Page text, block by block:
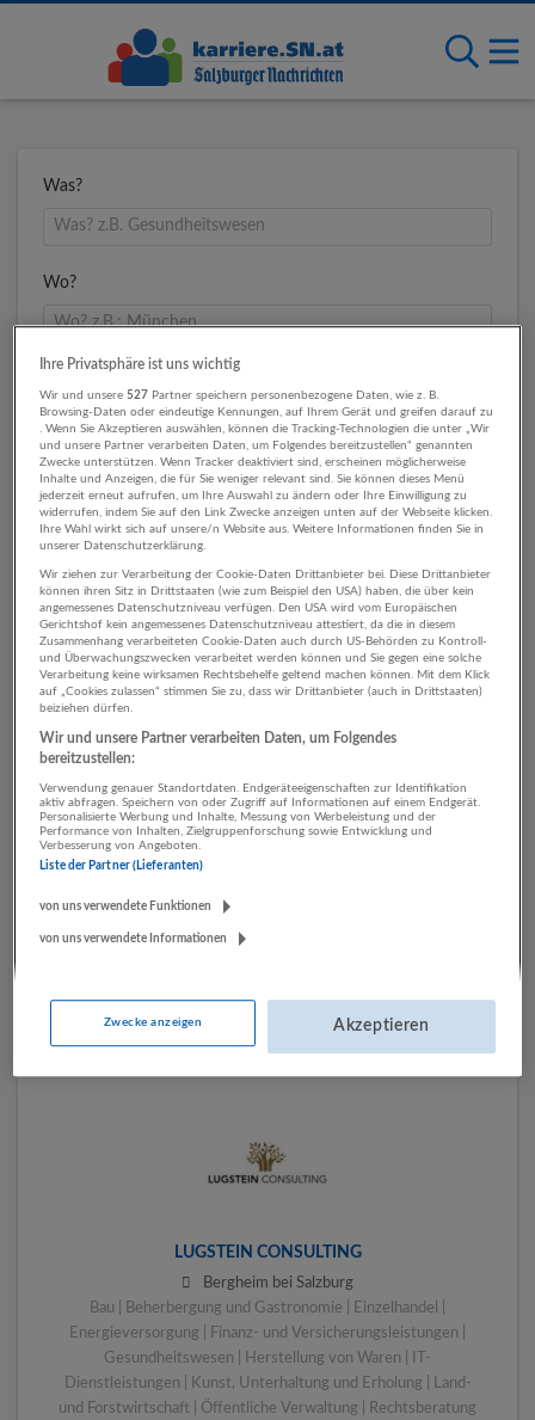
Was?
Wo?
2 Einkauf, Logistik, Lager
Beherbergung und
Gastronomie Unternehmen
LUGSTEIN CONSULTING
Bergheim bei Salzburg
Bau | Beherbergung und Gastronomie | Einzelhandel |
Energieversorgung | Finanz- und Versicherungsleistungen |
Gesundheitswesen | Herstellung von Waren | IT-
Dienstleistungen | Kunst, Unterhaltung und Erholung | Land-
und Forstwirtschaft | Öffentliche Verwaltung | Rechtsberatung
Ihre Privatsphäre ist uns wichtig
Wir und unsere527 Partner speichern personenbezogene Daten, wie z. B.
Browsing-Daten oder eindeutige Kennungen, auf Ihrem Gerät und greifen darauf zu
. Wenn Sie Akzeptieren auswählen, können die Tracking-Technologien die unter „Wir
und unsere Partner verarbeiten Daten, um Folgendes bereitzustellen“ genannten
Zwecke unterstützen. Wenn Tracker deaktiviert sind, erscheinen möglicherweise
Inhalte und Anzeigen, die für Sie weniger relevant sind. Sie können dieses Menü
jederzeit erneut aufrufen, um Ihre Auswahl zu ändern oder Ihre Einwilligung zu
widerrufen, indem Sie auf den Link Zwecke anzeigen unten auf der Webseite klicken.
Ihre Wahl wirkt sich auf unsere/n Website aus. Weitere Informationen finden Sie in
unserer Datenschutzerklärung.
Wir ziehen zur Verarbeitung der Cookie-Daten Drittanbieter bei. Diese Drittanbieter
können ihren Sitz in Drittstaaten (wie zum Beispiel den USA) haben, die über kein
angemessenes Datenschutzniveau verfügen. Den USA wird vom Europäischen
Gerichtshof kein angemessenes Datenschutzniveau attestiert, da die in diesem
Zusammenhang verarbeiteten Cookie-Daten auch durch US-Behörden zu Kontroll-
und Überwachungszwecken verarbeitet werden können und Sie gegen eine solche
Verarbeitung keine wirksamen Rechtsbehelfe geltend machen können. Mit dem Klick
auf „Cookies zulassen“ stimmen Sie zu, dass wir Drittanbieter (auch in Drittstaaten)
beiziehen dürfen.
Wir und unsere Partner verarbeiten Daten, um Folgendes
bereitzustellen:
Verwendung genauer Standortdaten. Endgeräteeigenschaften zur Identifikation
aktiv abfragen. Speichern von oder Zugriff auf Informationen auf einem Endgerät.
Personalisierte Werbung und Inhalte, Messung von Werbeleistung und der
Performance von Inhalten, Zielgruppenforschung sowie Entwicklung und
Verbesserung von Angeboten.
Liste der Partner (Lieferanten)
von uns verwendete Funktionen
von uns verwendete Informationen
Zwecke anzeigen Akzeptieren